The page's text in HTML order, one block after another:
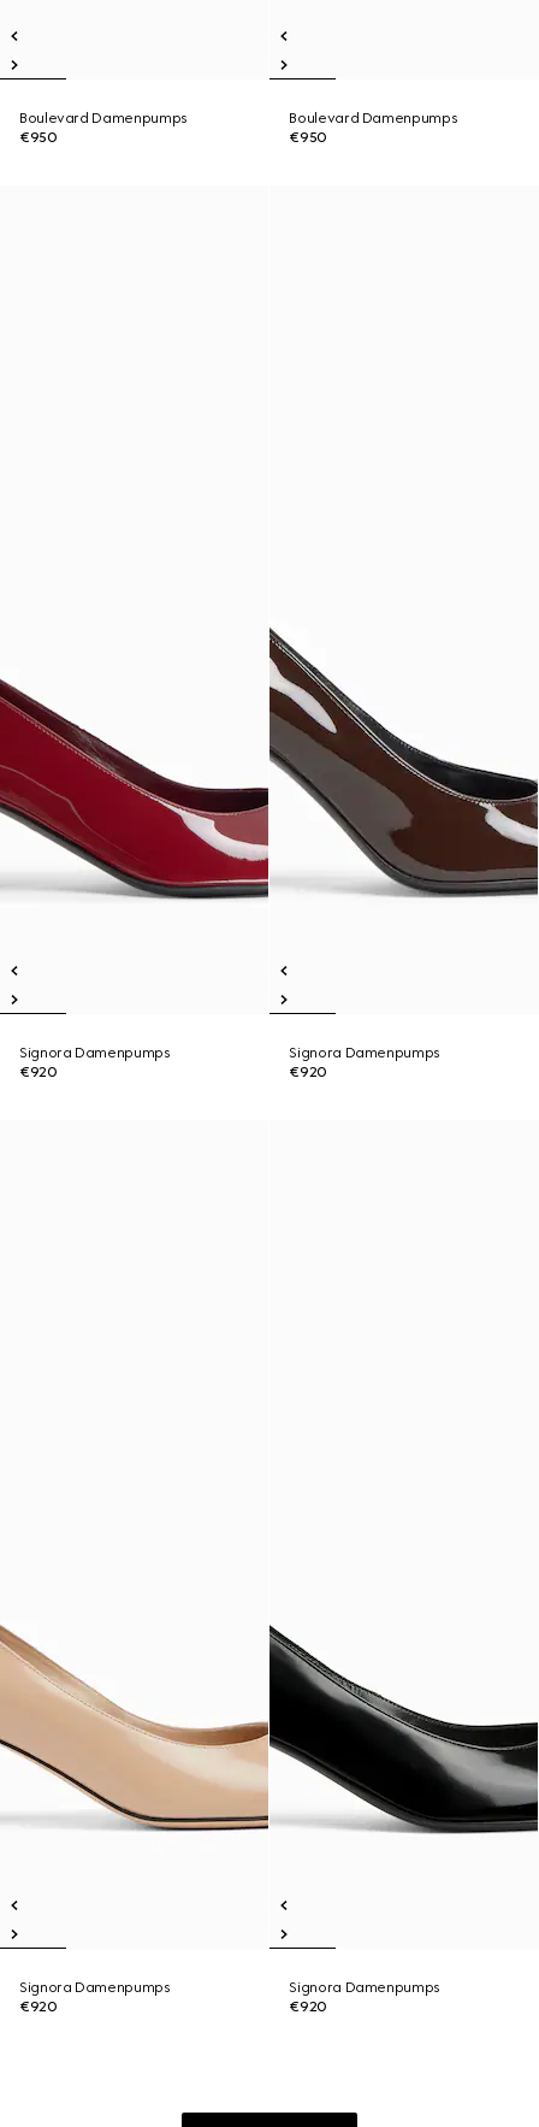
Boulevard Damenpumps
€950
Boulevard Damenpumps
€950
Signora Damenpumps
€920
Signora Damenpumps
€920
Signora Damenpumps
€920
Signora Damenpumps
€920